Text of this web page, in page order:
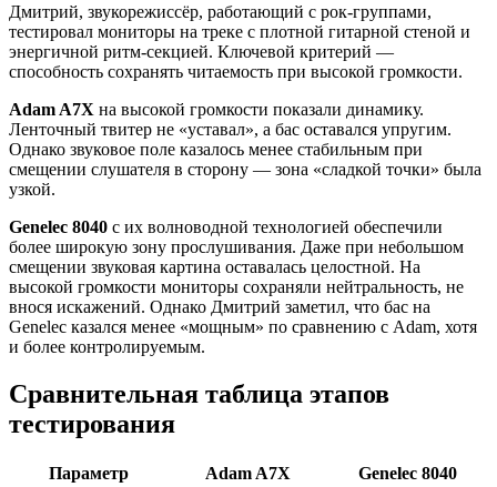
Дмитрий, звукорежиссёр, работающий с рок-группами,
тестировал мониторы на треке с плотной гитарной стеной и
энергичной ритм-секцией. Ключевой критерий —
способность сохранять читаемость при высокой громкости.
Adam A7X на высокой громкости показали динамику.
Ленточный твитер не «уставал», а бас оставался упругим.
Однако звуковое поле казалось менее стабильным при
смещении слушателя в сторону — зона «сладкой точки» была
узкой.
Genelec 8040 с их волноводной технологией обеспечили
более широкую зону прослушивания. Даже при небольшом
смещении звуковая картина оставалась целостной. На
высокой громкости мониторы сохраняли нейтральность, не
внося искажений. Однако Дмитрий заметил, что бас на
Genelec казался менее «мощным» по сравнению с Adam, хотя
и более контролируемым.
Сравнительная таблица этапов
тестирования
Параметр Adam A7X
Genelec 8040